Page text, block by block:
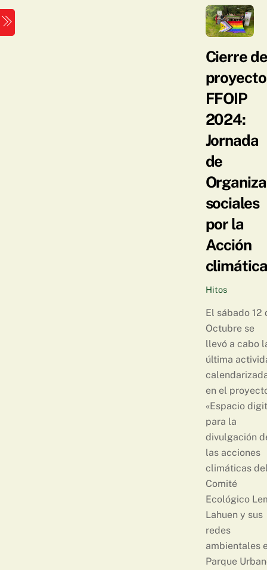
Skip
to
content
Cierre
proyecto
FFOIP
2024:
Jornada
de
sociales
por la
Acción
Hitos
El sábado 12
Octubre se
llevó a cabo
última
en el
«Espacio
para la
divulgación
las acciones
climáticas
Comité
Ecológico
Lahuen y sus
redes
ambientales
Parque